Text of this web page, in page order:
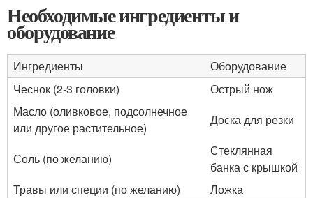
Необходимые ингредиенты и
оборудование
Ингредиенты
Оборудование
Чеснок (2-3 головки)
Острый нож
Масло (оливковое, подсолнечное
или другое растительное)
Доска для резки
Соль (по желанию)
Стеклянная
банка с крышкой
Травы или специи (по желанию)
Ложка